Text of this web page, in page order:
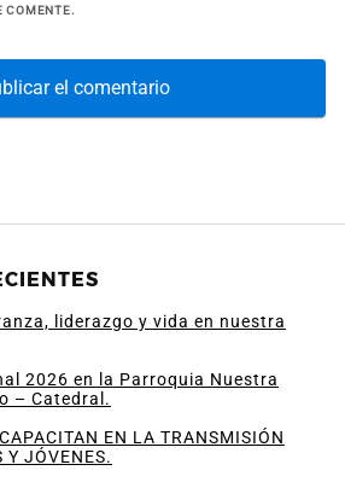
COMENTE.
liderazgo y vida en nuestra
2026 en la Parroquia Nuestra
– Catedral.
EN LA TRANSMISIÓN
Y JÓVENES.